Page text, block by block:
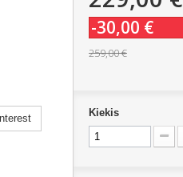
-30,00 €
259,00 €
Kiekis